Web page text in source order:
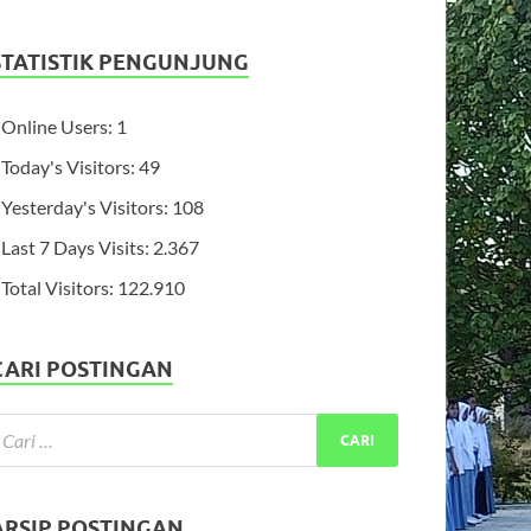
PENGUNJUNG
Online Users: 1
Today's Visitors:49
Yesterday's Visitors: 108
Last 7 Days Visits: 2.367
Total Visitors: 122.910
POSTINGAN